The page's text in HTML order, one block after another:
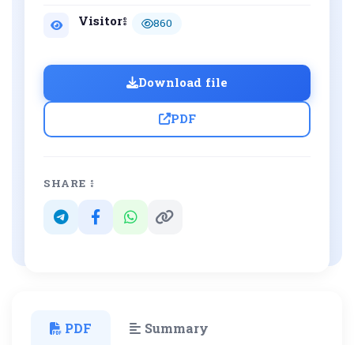
Visitor៖
860
Download file
PDF
SHARE ៖
PDF Summary